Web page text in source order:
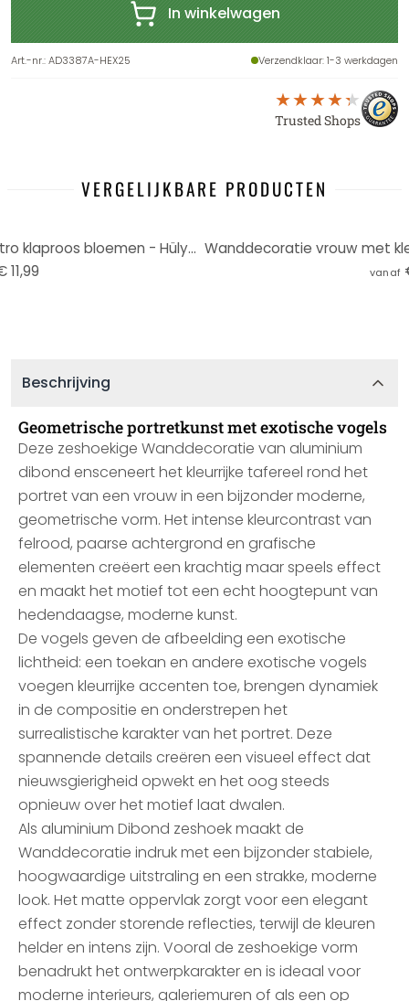
In winkelwagen
Art.-nr.:AD3387A-HEX25 Verzendklaar: 1-3 werkdagen
Trusted Shops
VERGELIJKBARE PRODUCTEN
Wanddecoratie vrouw met retro klaproos bloemen - Hülya - Alu-Dibond
11,99
vanaf
Beschrijving
Geometrische portretkunst met exotische vogels
Deze zeshoekige Wanddecoratie van aluminium
dibond ensceneert het kleurrijke tafereel rond het
portret van een vrouw in een bijzonder moderne,
geometrische vorm. Het intense kleurcontrast van
felrood, paarse achtergrond en grafische
elementen creëert een krachtig maar speels effect
en maakt het motief tot een echt hoogtepunt van
hedendaagse, moderne kunst.
De vogels geven de afbeelding een exotische
lichtheid: een toekan en andere exotische vogels
voegen kleurrijke accenten toe, brengen dynamiek
in de compositie en onderstrepen het
surrealistische karakter van het portret. Deze
spannende details creëren een visueel effect dat
nieuwsgierigheid opwekt en het oog steeds
opnieuw over het motief laat dwalen.
Als aluminium Dibond zeshoek maakt de
Wanddecoratie indruk met een bijzonder stabiele,
hoogwaardige uitstraling en een strakke, moderne
look. Het matte oppervlak zorgt voor een elegant
effect zonder storende reflecties, terwijl de kleuren
helder en intens zijn. Vooral de zeshoekige vorm
benadrukt het ontwerpkarakter en is ideaal voor
moderne interieurs, galeriemuren of als een op